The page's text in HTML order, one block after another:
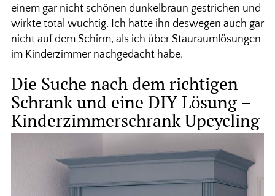
einem gar nicht schönen dunkelbraun gestrichen und
wirkte total wuchtig. Ich hatte ihn deswegen auch gar
nicht auf dem Schirm, als ich über Stauraumlösungen
im Kinderzimmer nachgedacht habe.
Die Suche nach dem richtigen
Schrank und eine DIY Lösung –
Kinderzimmerschrank Upcycling